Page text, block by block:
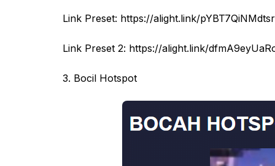
Link Preset: https://alight.link/
Link Preset 2: https://alight.link/
3. Bocil Hotspot